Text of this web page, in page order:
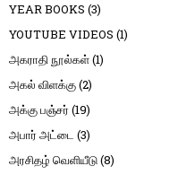
YEAR BOOKS (3)
YOUTUBE VIDEOS (1)
அகராதி நூல்கள்(1)
அகல் விளக்கு(2)
அக்கு பஞ்சர் (19)
அபார் அட்டை (3)
அரசிதழ் வெளியீடு(8)